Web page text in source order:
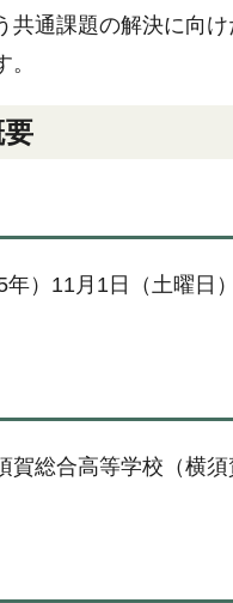
共通課題の解決に向
年）11月1日（土曜日
賀総合高等学校（横